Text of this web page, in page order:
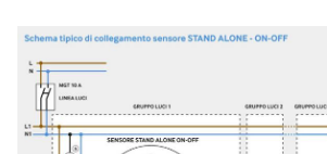
Image